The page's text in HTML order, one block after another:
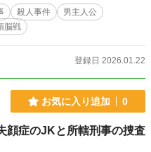
殺人事件
男主人公
脳戦
登録日 2026.01.22
お気に入り追加 0
症のJKと所轄刑事の捜査